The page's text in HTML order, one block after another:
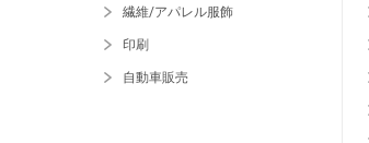
繊維/アパレル服飾
印刷
自動車販売